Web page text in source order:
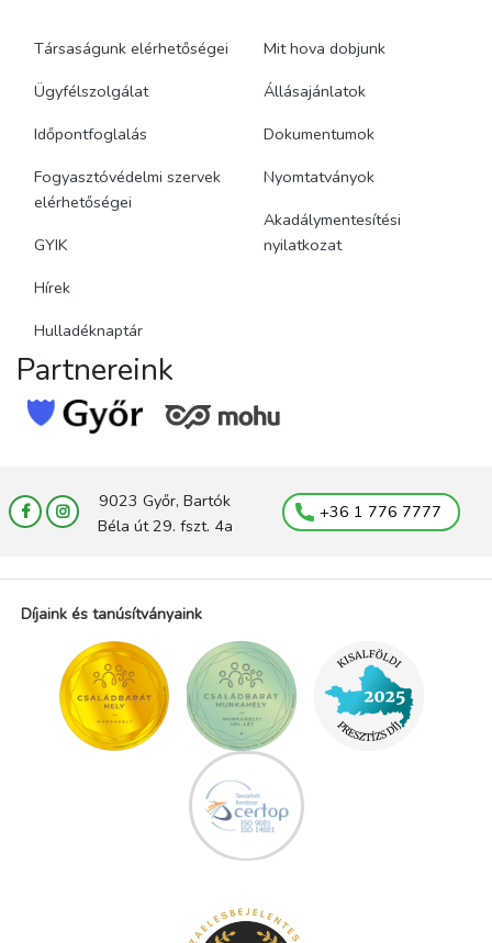
Társaságunk elérhetőségei
Ügyfélszolgálat
Időpontfoglalás
Fogyasztóvédelmi szervek
elérhetőségei
GYIK
Hírek
Hulladéknaptár
Mit hova dobjunk
Állásajánlatok
Dokumentumok
Nyomtatványok
Akadálymentesítési
nyilatkozat
Partnereink
9023 Győr, Bartók
Béla út 29. fszt. 4a
+36 1 776 7777
Díjaink és tanúsítványaink